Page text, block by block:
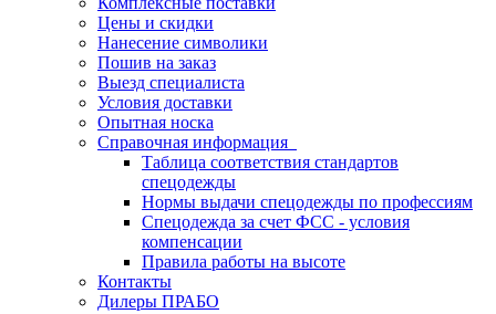
Цены и скидки
Нанесение символики
Пошив на заказ
Выезд специалиста
Условия доставки
Опытная носка
Справочная информация
Таблица соответствия стандартов
спецодежды
Нормы выдачи спецодежды по профессиям
Спецодежда за счет ФСС - условия
компенсации
Правила работы на высоте
Контакты
Дилеры ПРАБО